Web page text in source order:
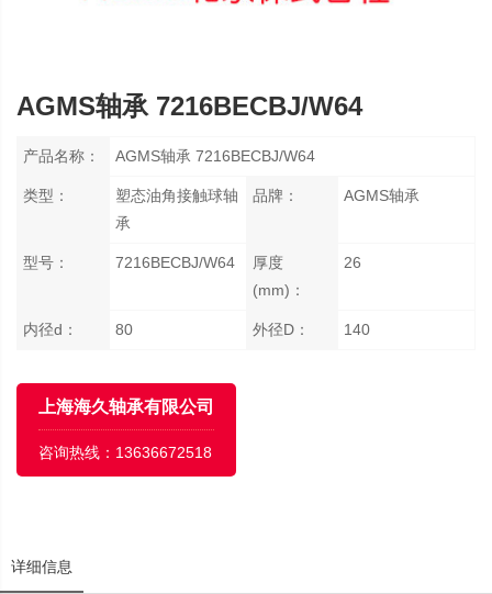
AGMS轴承 7216BECBJ/W64
产品名称： AGMS轴承 7216BECBJ/W64
类型：
塑态油角接触球轴
承
品牌： AGMS轴承
型号： 7216BECBJ/W64
厚度
(mm)：
26
内径d： 80 外径D： 140
上海海久轴承有限公司
咨询热线： 13636672518
详细信息